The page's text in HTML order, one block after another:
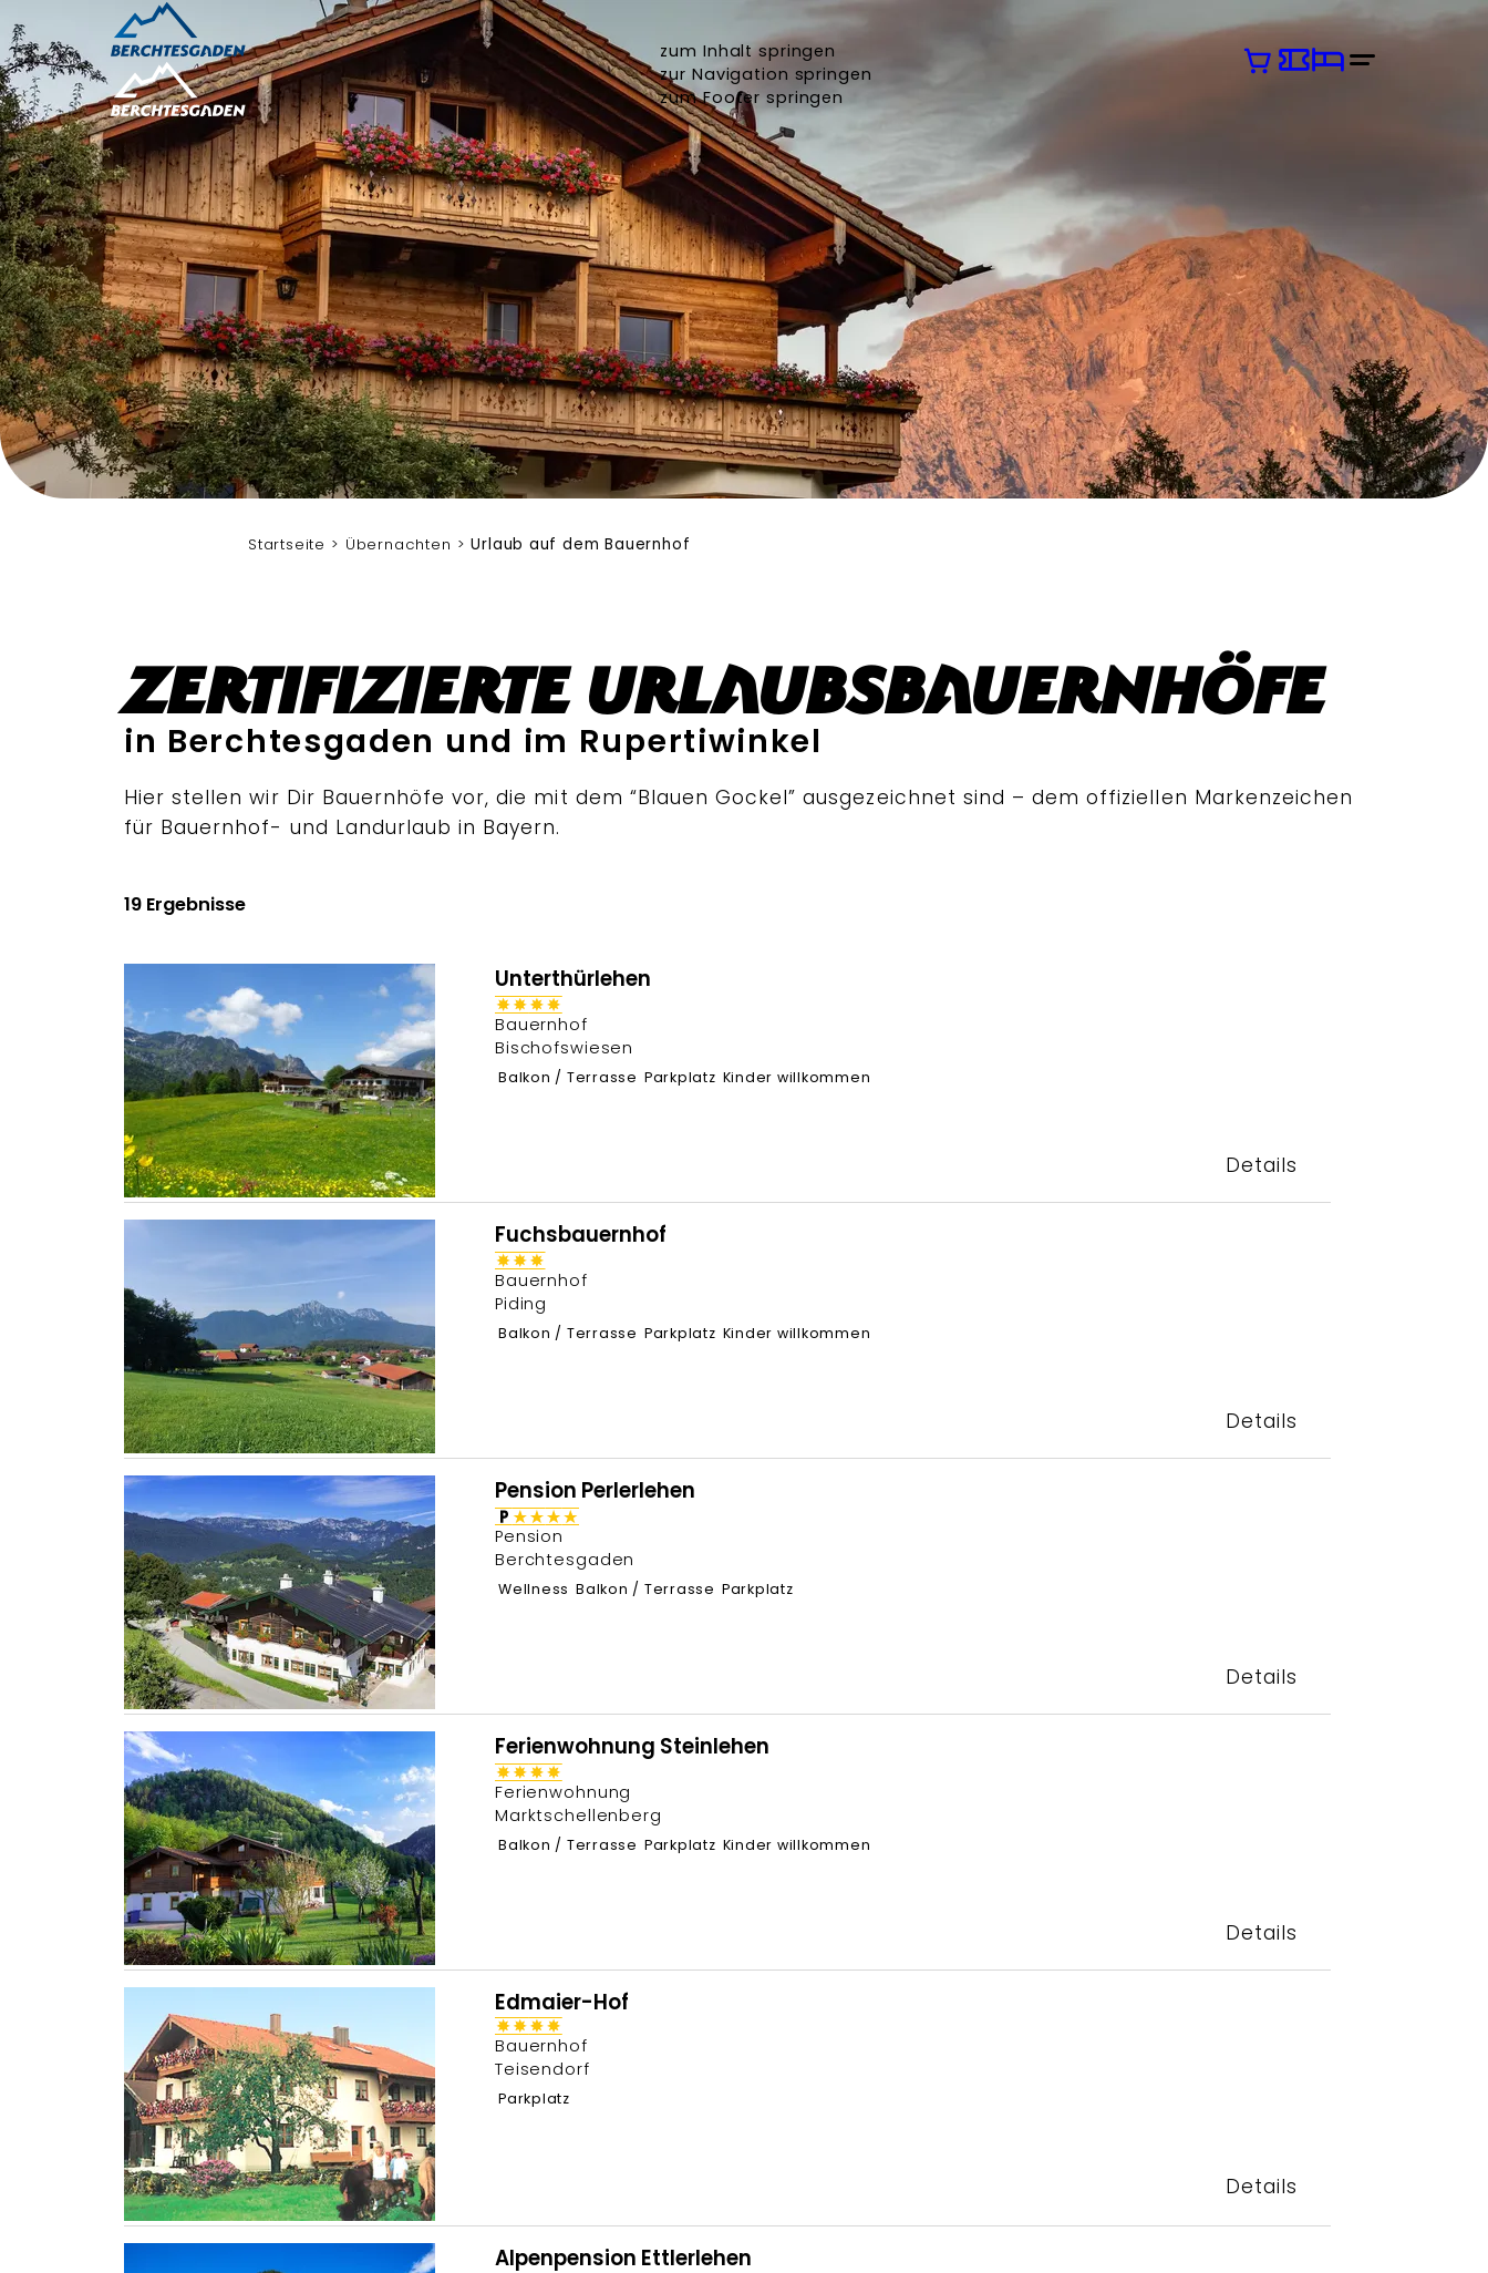
zum Inhalt springen
zur Navigation springen
zum Footer springen
Startseite Übernachten Urlaub auf dem Bauernhof
Zertifizierte Urlaubsbauernhöfe
in Berchtesgaden und im Rupertiwinkel
Hier stellen wir Dir Bauernhöfe vor, die mit dem “Blauen Gockel” ausgezeichnet sind – dem offiziellen Markenzeichen
für Bauernhof- und Landurlaub in Bayern.
19 Ergebnisse
Unterthürlehen
Unterthürlehen
Bauernhof
Bischofswiesen
Balkon / Terrasse Parkplatz Kinder willkommen
Details
Fuchsbauernhof
Bauernhof
Piding
Balkon / Terrasse Parkplatz Kinder willkommen
Details
Staudinger
Pension Perlerlehen
Pension
Berchtesgaden
Wellness Balkon / Terrasse Parkplatz
Details
Fuchs
Ferienwohnung Steinlehen
Ferienwohnung
Marktschellenberg
Balkon / Terrasse Parkplatz Kinder willkommen
Details
Edmaier-Hof
Bauernhof
Teisendorf
Parkplatz
Details
Alpenpension Ettlerlehen